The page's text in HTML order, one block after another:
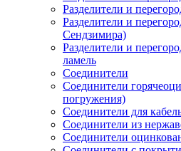
Разделители и
Разделители и
Сендзимира)
Разделители и
ламель
Соединители
Соединители
погружения)
Соединители для
Соединители из
Соединители